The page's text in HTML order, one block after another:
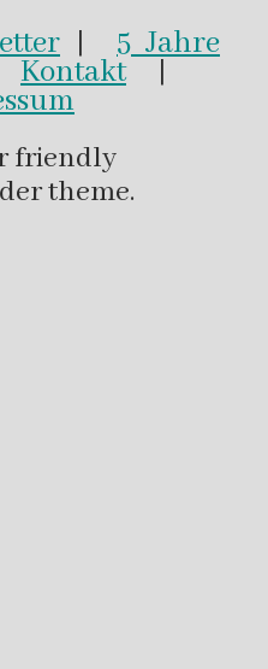
| 5 Jahre
Kontakt|
friendly
theme.